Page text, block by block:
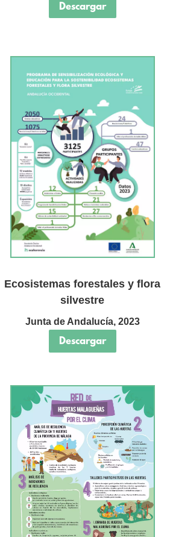
Descargar
Ecosistemas forestales y flora
silvestre
Junta de Andalucía, 2023
Descargar